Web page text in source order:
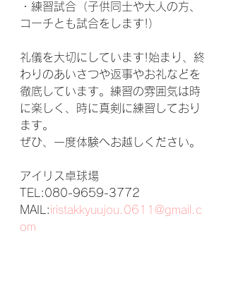
・練習試合（子供同士や大人の方、
コーチとも試合をします!）
礼儀を大切にしています!始まり、終
わりのあいさつや返事やお礼などを
徹底しています。練習の雰囲気は時
に楽しく、時に真剣に練習しており
ます。
ぜひ、一度体験へお越しください。
アイリス卓球場
TEL:080-9659-3772
MAIL:iristakkyuujou.0611@gmail.c
om